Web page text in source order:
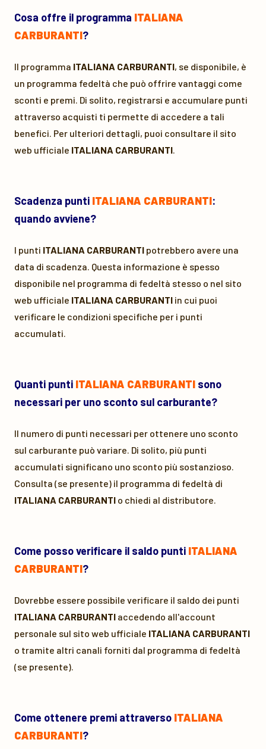
Cosa offre il programma ITALIANA
CARBURANTI?
Il programma ITALIANA CARBURANTI, se disponibile, è
un programma fedeltà che può offrire vantaggi come
sconti e premi. Di solito, registrarsi e accumulare punti
attraverso acquisti ti permette di accedere a tali
benefici. Per ulteriori dettagli, puoi consultare il sito
web ufficiale ITALIANA CARBURANTI.
Scadenza punti ITALIANA CARBURANTI:
quando avviene?
I punti ITALIANA CARBURANTI potrebbero avere una
data di scadenza. Questa informazione è spesso
disponibile nel programma di fedeltà stesso o nel sito
web ufficiale ITALIANA CARBURANTI in cui puoi
verificare le condizioni specifiche per i punti
accumulati.
Quanti punti ITALIANA CARBURANTI sono
necessari per uno sconto sul carburante?
Il numero di punti necessari per ottenere uno sconto
sul carburante può variare. Di solito, più punti
accumulati significano uno sconto più sostanzioso.
Consulta (se presente) il programma di fedeltà di
ITALIANA CARBURANTI o chiedi al distributore.
Come posso verificare il saldo punti ITALIANA
CARBURANTI?
Dovrebbe essere possibile verificare il saldo dei punti
ITALIANA CARBURANTI accedendo all'account
personale sul sito web ufficiale ITALIANA CARBURANTI
o tramite altri canali forniti dal programma di fedeltà
(se presente).
Come ottenere premi attraverso ITALIANA
CARBURANTI?